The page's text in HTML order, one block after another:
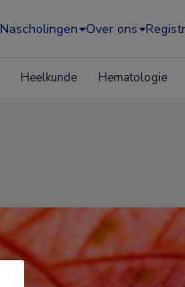
Nascholingen Over ons
Heelkunde Hematologie